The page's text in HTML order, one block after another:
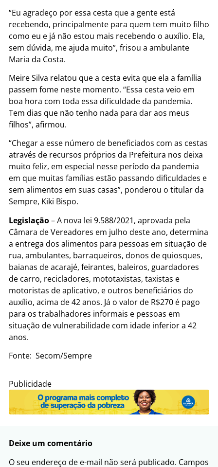
“Eu agradeço por essa cesta que a gente está
recebendo, principalmente para quem tem muito filho
como eu e já não estou mais recebendo o auxílio. Ela,
sem dúvida, me ajuda muito”, frisou a ambulante
Maria da Costa.
Meire Silva relatou que a cesta evita que ela a família
passem fome neste momento. “Essa cesta veio em
boa hora com toda essa dificuldade da pandemia.
Tem dias que não tenho nada para dar aos meus
filhos”, afirmou.
“Chegar a esse número de beneficiados com as cestas
através de recursos próprios da Prefeitura nos deixa
muito feliz, em especial nesse período da pandemia
em que muitas famílias estão passando dificuldades e
sem alimentos em suas casas”, ponderou o titular da
Sempre, Kiki Bispo.
Legislação– A nova lei 9.588/2021, aprovada pela
Câmara de Vereadores em julho deste ano, determina
a entrega dos alimentos para pessoas em situação de
rua, ambulantes, barraqueiros, donos de quiosques,
baianas de acarajé, feirantes, baleiros, guardadores
de carro, recicladores, mototaxistas, taxistas e
motoristas de aplicativo, e outros beneficiários do
auxílio, acima de 42 anos. Já o valor de R$270 é pago
para os trabalhadores informais e pessoas em
situação de vulnerabilidade com idade inferior a 42
anos.
Fonte: Secom/Sempre
Publicidade
Deixe um comentário
O seu endereço de e-mail não será publicado. Campos